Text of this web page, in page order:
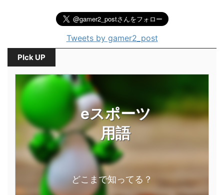
Tweets by gamer2_post
PIck UP
eスポーツ
用語
どこまで知ってる？